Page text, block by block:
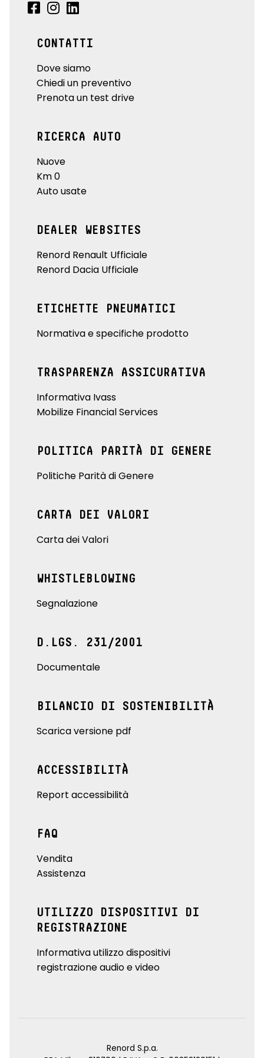
CONTATTI
Dove siamo
Chiedi un preventivo
Prenota un test drive
RICERCA AUTO
Nuove
Km 0
Auto usate
DEALER WEBSITES
Renord Renault Ufficiale
Renord Dacia Ufficiale
ETICHETTE PNEUMATICI
Normativa e specifiche prodotto
TRASPARENZA ASSICURATIVA
Informativa Ivass
Mobilize Financial Services
POLITICA PARITÀ DI GENERE
Politiche Parità di Genere
CARTA DEI VALORI
Carta dei Valori
WHISTLEBLOWING
Segnalazione
D.LGS. 231/2001
Documentale
BILANCIO DI SOSTENIBILITÀ
Scarica versione pdf
ACCESSIBILITÀ
Report accessibilità
FAQ
Vendita
Assistenza
UTILIZZO DISPOSITIVI DI
REGISTRAZIONE
Informativa utilizzo dispositivi
registrazione audio e video
Renord S.p.a.